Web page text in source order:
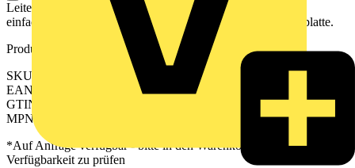
Leiterplattenklemme (Printklemme, Platinenklemme) für die
einfache und sichere Datenübertragung direkt auf die Leiterplatte.
Produktkennzeichen
SKU: 2651660000
EAN: 04050118635317
GTIN: 04050118635317
MPN: TSS 5.08/16/135 3.3SN GN BX
*Auf Anfrage verfügbar - bitte in den Warenkorb legen, um
Verfügbarkeit zu prüfen